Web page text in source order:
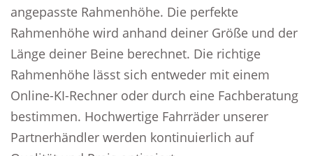
angepasste Rahmenhöhe. Die perfekte
Rahmenhöhe wird anhand deiner Größe und der
Länge deiner Beine berechnet. Die richtige
Rahmenhöhe lässt sich entweder mit einem
Online-KI-Rechner oder durch eine Fachberatung
bestimmen. Hochwertige Fahrräder unserer
Partnerhändler werden kontinuierlich auf